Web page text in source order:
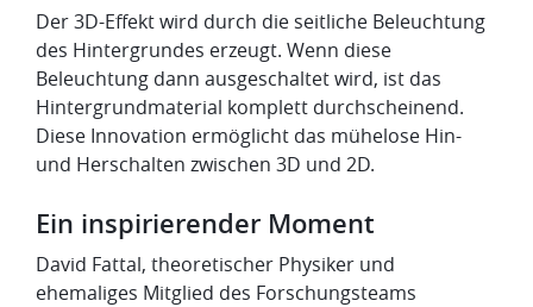
Der 3D-Effekt wird durch die seitliche Beleuchtung
des Hintergrundes erzeugt. Wenn diese
Beleuchtung dann ausgeschaltet wird, ist das
Hintergrundmaterial komplett durchscheinend.
Diese Innovation ermöglicht das mühelose Hin-
und Herschalten zwischen 3D und 2D.
Ein inspirierender Moment
David Fattal, theoretischer Physiker und
ehemaliges Mitglied des Forschungsteams